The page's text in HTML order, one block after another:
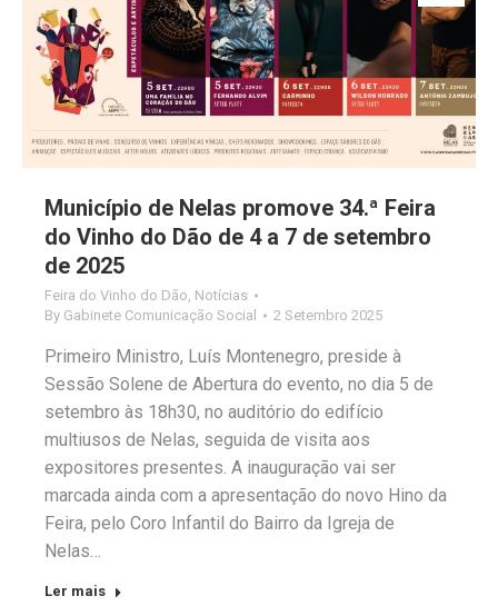
Município de Nelas promove 34.ª Feira
do Vinho do Dão de 4 a 7 de setembro
de 2025
Feira do Vinho do Dão, Notícias
By Gabinete Comunicação Social 2 Setembro 2025
Primeiro Ministro, Luís Montenegro, preside à
Sessão Solene de Abertura do evento, no dia 5 de
setembro às 18h30, no auditório do edifício
multiusos de Nelas, seguida de visita aos
expositores presentes. A inauguração vai ser
marcada ainda com a apresentação do novo Hino da
Feira, pelo Coro Infantil do Bairro da Igreja de
Nelas…
Ler mais